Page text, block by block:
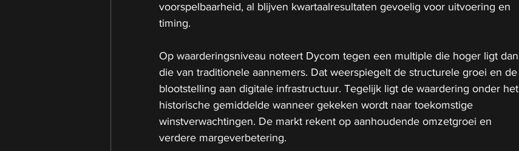
voorspelbaarheid, al blijven kwartaalresultaten gevoelig voor uitvoering en
timing.
Op waarderingsniveau noteert Dycom tegen een multiple die hoger ligt dan
die van traditionele aannemers. Dat weerspiegelt de structurele groei en de
blootstelling aan digitale infrastructuur. Tegelijk ligt de waardering onder het
historische gemiddelde wanneer gekeken wordt naar toekomstige
winstverwachtingen. De markt rekent op aanhoudende omzetgroei en
verdere margeverbetering.